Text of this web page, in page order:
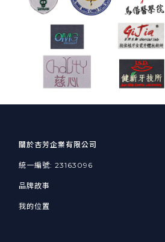
關於杏芳企業有限公司
統一編號: 23163096
品牌故事
我的位置